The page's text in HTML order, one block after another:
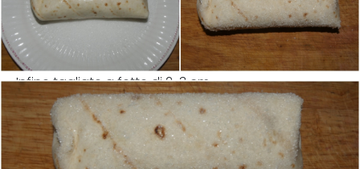
Infine tagliate a fette di 2-3 cm.